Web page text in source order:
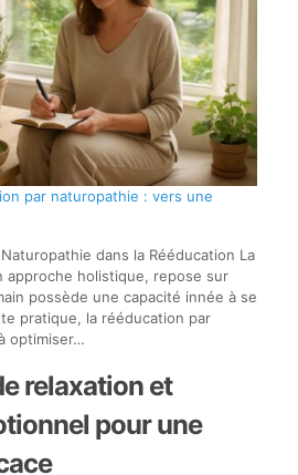
par naturopathie : vers une
dans la Rééducation La
approche holistique, repose sur
possède une capacité innée à se
pratique, la rééducation par
optimiser…
relaxation et
pour une